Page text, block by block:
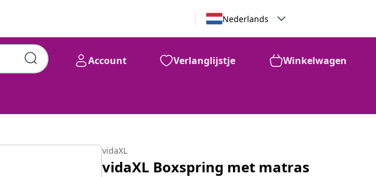
Nederlands
Account Verlanglijstje Winkelwagen
vidaXL
vidaXL Boxspring met matras